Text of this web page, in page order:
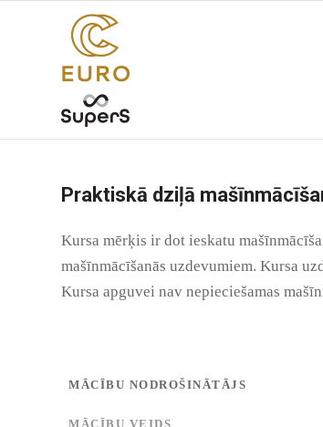
Praktiskā dziļā
Kursa mērķis ir dot ieskatu
mašīnmācīšanās uzdevumiem. Kursa
Kursa apguvei nav nepieciešamas
MĀCĪBU NODROŠINĀTĀJS
MĀCĪBU VEIDS